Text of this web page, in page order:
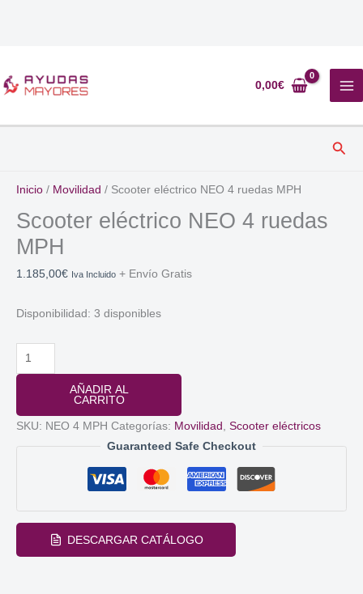
al
contenido
0,00€
Inicio / Movilidad / Scooter eléctrico NEO 4 ruedas MPH
Scooter eléctrico NEO 4 ruedas
MPH
1.185,00€ Iva Incluido + Envío Gratis
Disponibilidad: 3 disponibles
Scooter
eléctrico
4
ruedas
AÑADIR AL
CARRITO
SKU: NEO 4 MPH Categorías: Movilidad Scooter eléctricos
Guaranteed Safe Checkout
DESCARGAR CATÁLOGO